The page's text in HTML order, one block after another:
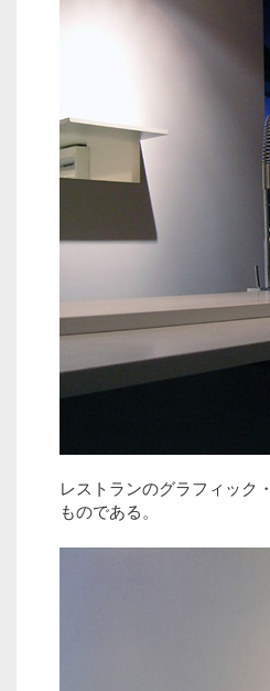
レストランのグラフィック
ものである。